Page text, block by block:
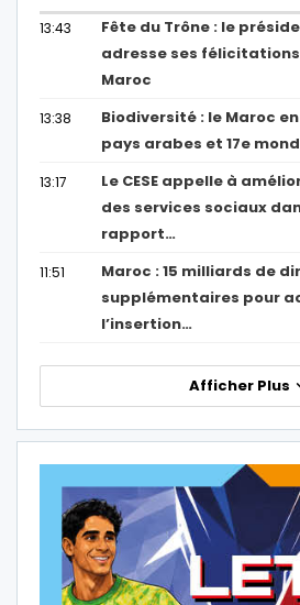
13:43
Fête du Trône : le
adresse ses félicitations
Maroc
13:38
Biodiversité : le Maroc
pays arabes et 17e
13:17
Le CESE appelle à
des services sociaux
rapport…
11:51
Maroc : 15 milliards de
supplémentaires pour
l’insertion…
Afficher Plus